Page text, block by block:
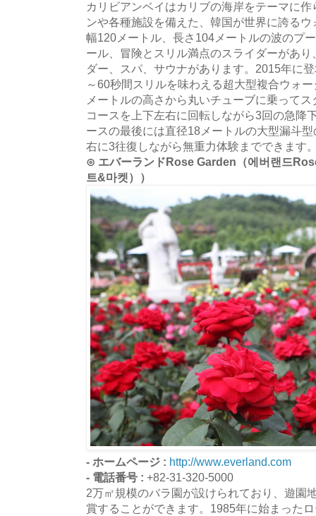
カリビアンベイはカリブの海岸をテーマに
ンや各種施設を備えた、韓国が世界に誇る
幅120メートル、長さ104メートルの波のプ
ール、冒険とスリル満点のスライダーがあ
ダー、スパ、サウナがあります。2015年に
～60秒間スリルを味わえる超大型複合ウォ
メートルの高さから丸いチューブに乗って
コースを上下左右に回転しながら3回の急降
ースの最後には直径18メートルの大型漏斗
右に3往復しながら無重力体験までできます
⊙ エバーランドRose Garden（에버랜드
트&마켓））
- ホームページ : http://www.everland.com
- 電話番号 : +82-31-320-5000
2万㎡規模のバラ園が設けられており、遊園
賞することができます。1985年に始まった